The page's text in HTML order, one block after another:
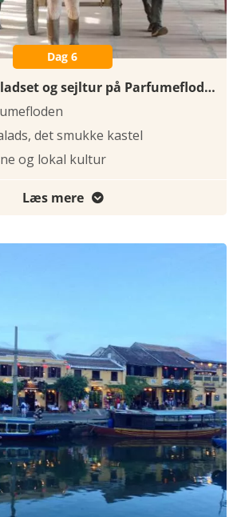
Dag 6
Hué – kejserpaladset og sejltur på Parfumefloden
det smukke kastel
og lokal kultur
Læs mere 